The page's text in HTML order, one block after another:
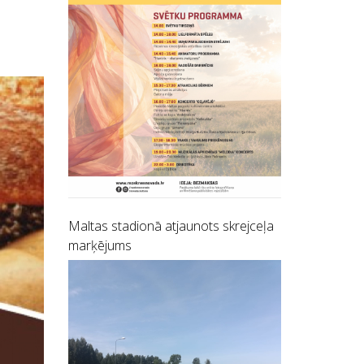
Maltas stadionā atjaunots skrejceļa
marķējums